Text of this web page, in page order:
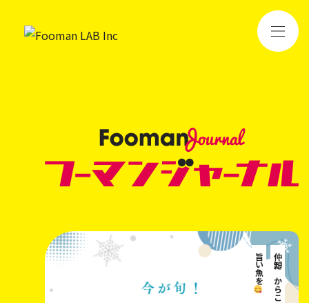
仲卸だからこそ
旨い魚を